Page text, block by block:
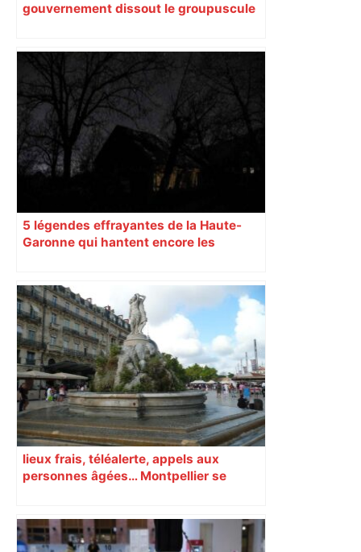
gouvernement dissout le groupuscule
5 légendes effrayantes de la Haute-
Garonne qui hantent encore les
lieux frais, téléalerte, appels aux
personnes âgées… Montpellier se